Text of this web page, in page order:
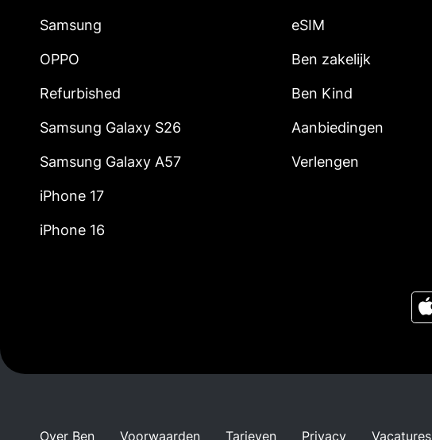
Samsung
OPPO
Refurbished
Samsung Galaxy S26
Samsung Galaxy A57
iPhone 17
iPhone 16
eSIM
Ben zakelijk
Ben Kind
Aanbiedingen
Verlengen
Over Ben Voorwaarden Tarieven Privacy Vacatures